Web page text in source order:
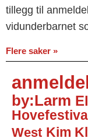
tillegg til
vidunderbarnet
Flere saker »
by:Larm
West Kim